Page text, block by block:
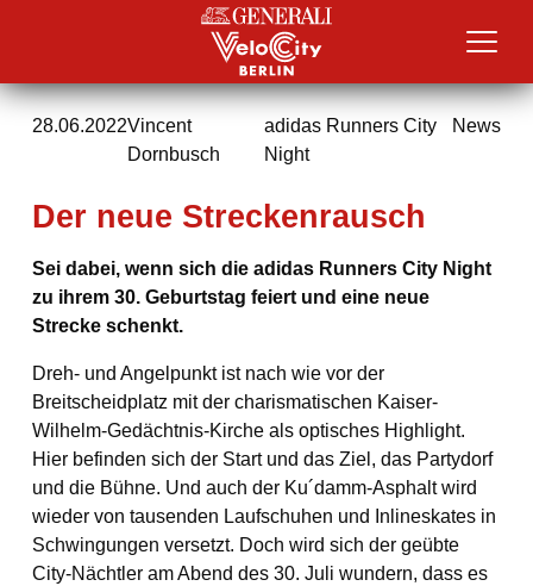
28.06.2022Vincent
Dornbusch
adidas Runners City
Night
News
Der neue Streckenrausch
Sei dabei, wenn sich die adidas Runners City Night
zu ihrem 30. Geburtstag feiert und eine neue
Strecke schenkt.
Dreh- und Angelpunkt ist nach wie vor der
Breitscheidplatz mit der charismatischen Kaiser-
Wilhelm-Gedächtnis-Kirche als optisches Highlight.
Hier befinden sich der Start und das Ziel, das Partydorf
und die Bühne. Und auch der Ku´damm-Asphalt wird
wieder von tausenden Laufschuhen und Inlineskates in
Schwingungen versetzt. Doch wird sich der geübte
City-Nächtler am Abend des 30. Juli wundern, dass es